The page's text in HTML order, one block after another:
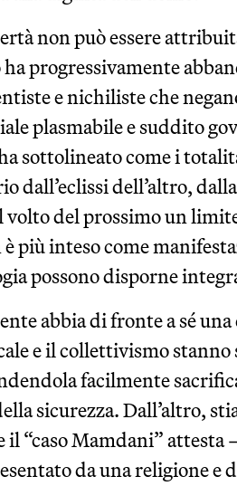
non può essere
progressivamente
e nichiliste che
plasmabile e suddito
sottolineato come i
dall’eclissi dell’altro,
volto del prossimo un
più inteso come
possono disporne
abbia di fronte a sé
e il collettivismo
facilmente
sicurezza. Dall’altro,
“caso Mamdani” attesta
da una religione e